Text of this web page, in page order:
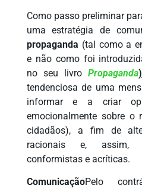
Como passo preliminar
uma estratégia de
propaganda (tal como a
e não como foi
no seu livroPropaganda)
tendenciosa de uma
informar e a criar
emocionalmente sobre o
cidadãos), a fim de
racionais e, assim,
conformistas e acríticas.
ComunicaçãoPelo